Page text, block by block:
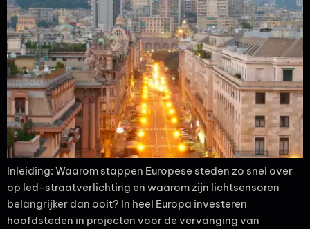
Inleiding: Waarom stappen Europese steden zo snel over
op led-straatverlichting en waarom zijn lichtsensoren
belangrijker dan ooit? In heel Europa investeren
hoofdsteden in projecten voor de vervanging van